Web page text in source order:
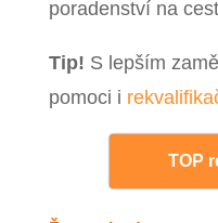
poradenství na
Tip! S lepším
pomoci i
TOP